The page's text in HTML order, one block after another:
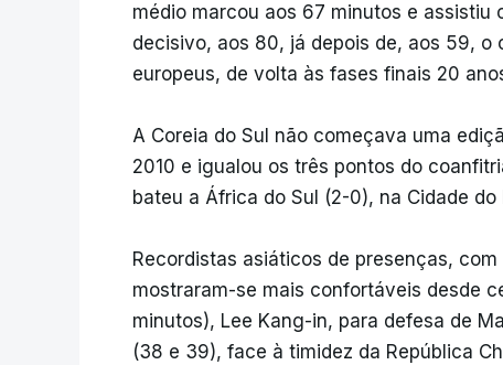
médio marcou aos 67 minutos e
decisivo, aos 80, já depois de, aos 59,
europeus, de volta às fases finais 20
A Coreia do Sul não começava uma
2010 e igualou os três pontos do
bateu a África do Sul (2-0), na Cidade do
Recordistas asiáticos de presenças,
mostraram-se mais confortáveis desde
minutos), Lee Kang-in, para defesa de
(38 e 39), face à timidez da República